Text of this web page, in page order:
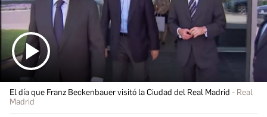
El día que Franz Beckenbauer visitó la Ciudad del Real Madrid
Real
Madrid